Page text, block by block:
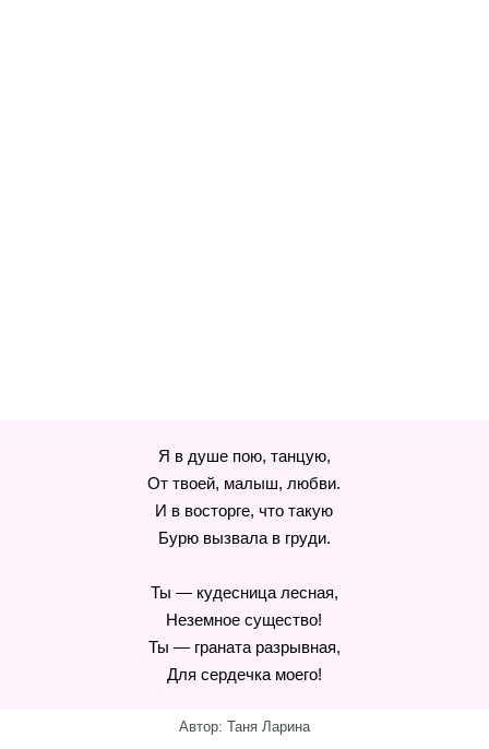
Я в душе пою, танцую,
От твоей, малыш, любви.
И в восторге, что такую
Бурю вызвала в груди.
Ты — кудесница лесная,
Неземное существо!
Ты — граната разрывная,
Для сердечка моего!
Автор: Таня Ларина